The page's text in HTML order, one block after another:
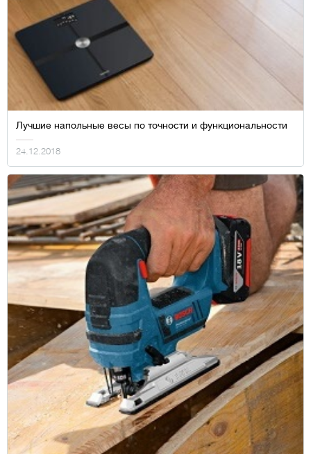
Лучшие напольные весы по точности и функциональности
24.12.2018